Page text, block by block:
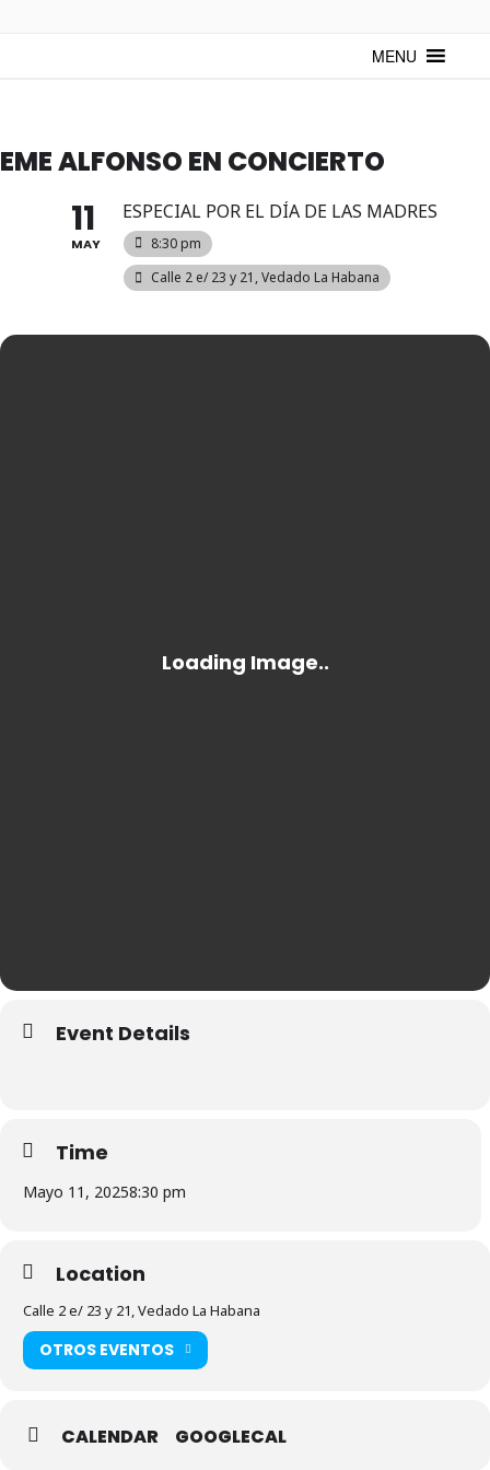
mantenerte actualizado sobre Cuba y sus artistas. Noticias, eventos y
MENU
EME ALFONSO EN CONCIERTO
11
MAY
ESPECIAL POR EL DÍA DE LAS MADRES
8:30 pm
Calle 2 e/ 23 y 21, Vedado La Habana
Event Details
Time
Mayo 11, 20258:30 pm
Location
Calle 2 e/ 23 y 21, Vedado La Habana
OTROS EVENTOS
CALENDAR GOOGLECAL